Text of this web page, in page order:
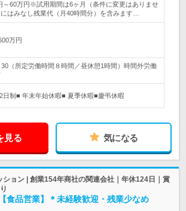
～60万円※試用期間は6ヶ月（条件に変更はありませ
はみなし残業代（月40時間分）を含みます…
万円
（所定労働時間８時間／昼休憩1時間）時間外労働
日制■ 年末年始休暇■ 夏季休暇■慶弔休暇
見る 気になる
ション | 創業154年商社の関連会社｜年休124日｜賞
食品営業】＊未経験歓迎・残業少なめ